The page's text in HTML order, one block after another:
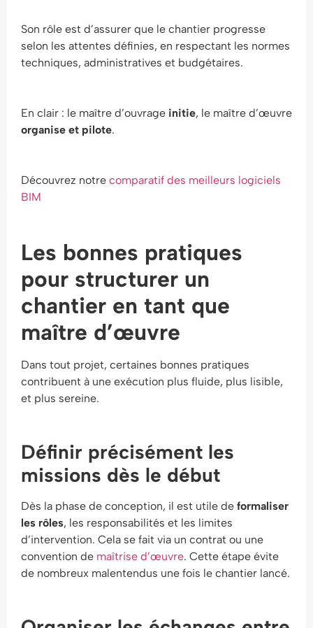
Son rôle est d’assurer que le chantier progresse
selon les attentes définies, en respectant les normes
techniques, administratives et budgétaires.
En clair : le maître d’ouvrage initie, le maître d’œuvre
organise et pilote.
Découvrez notre comparatif des meilleurs logiciels
BIM
Les bonnes pratiques
pour structurer un
chantier en tant que
maître d’œuvre
Dans tout projet, certaines bonnes pratiques
contribuent à une exécution plus fluide, plus lisible,
et plus sereine.
Définir précisément les
missions dès le début
Dès la phase de conception, il est utile de formaliser
les rôles, les responsabilités et les limites
d’intervention. Cela se fait via un contrat ou une
convention de maîtrise d’œuvre. Cette étape évite
de nombreux malentendus une fois le chantier lancé.